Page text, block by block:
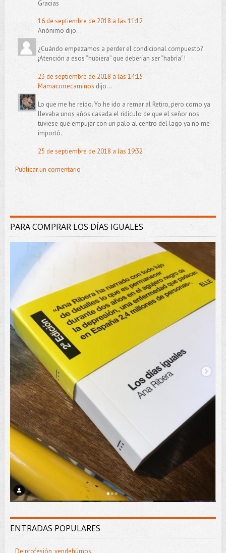
Gracias
16 de septiembre de 2018 a las 11:12
Anónimo dijo...
¿Cuándo empezamos a perder el condicional compuesto?
¡Atención a esos “hubiera” que deberían ser “habría”!
23 de septiembre de 2018 a las 14:15
Mamacorrecaminos dijo...
Lo que me he reído. Yo he ido a remar al Retiro, pero como ya
llevaba unos años casada el ridículo de que el señor nos
tuviese que empujar con un palo al centro del lago ya no me
importó.
25 de septiembre de 2018 a las 19:32
Publicar un comentario
PARA COMPRAR LOS DÍAS IGUALES
ENTRADAS POPULARES
De profesión, vendehúmos